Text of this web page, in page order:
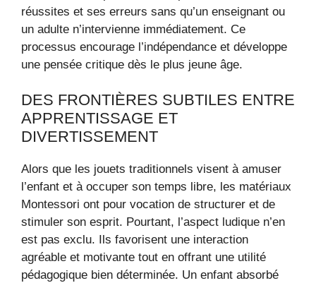
réussites et ses erreurs sans qu’un enseignant ou
un adulte n’intervienne immédiatement. Ce
processus encourage l’indépendance et développe
une pensée critique dès le plus jeune âge.
DES FRONTIÈRES SUBTILES ENTRE
APPRENTISSAGE ET
DIVERTISSEMENT
Alors que les jouets traditionnels visent à amuser
l’enfant et à occuper son temps libre, les matériaux
Montessori ont pour vocation de structurer et de
stimuler son esprit. Pourtant, l’aspect ludique n’en
est pas exclu. Ils favorisent une interaction
agréable et motivante tout en offrant une utilité
pédagogique bien déterminée. Un enfant absorbé